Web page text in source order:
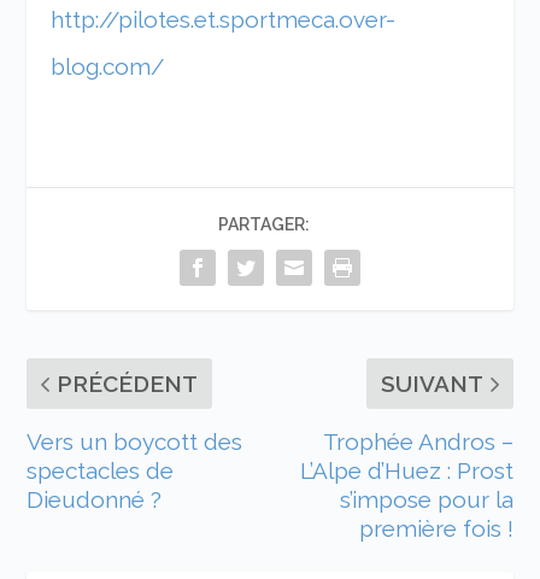
http://pilotes.et.sportmeca.over-
blog.com/
PARTAGER:
PRÉCÉDENT
Vers un boycott des
spectacles de
Dieudonné ?
SUIVANT
Trophée Andros –
L’Alpe d’Huez : Prost
s’impose pour la
première fois !